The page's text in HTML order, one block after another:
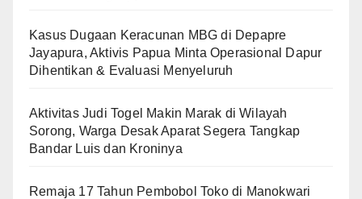
Kasus Dugaan Keracunan MBG di Depapre
Jayapura, Aktivis Papua Minta Operasional Dapur
Dihentikan & Evaluasi Menyeluruh
Aktivitas Judi Togel Makin Marak di Wilayah
Sorong, Warga Desak Aparat Segera Tangkap
Bandar Luis dan Kroninya
Remaja 17 Tahun Pembobol Toko di Manokwari